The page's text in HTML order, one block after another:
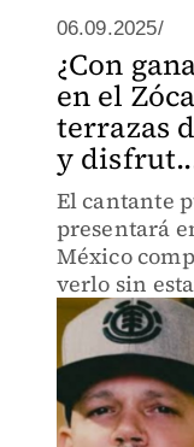
06.09.2025/
¿Con
en el
terrazas
y
El cantante
presentará
México
verlo sin